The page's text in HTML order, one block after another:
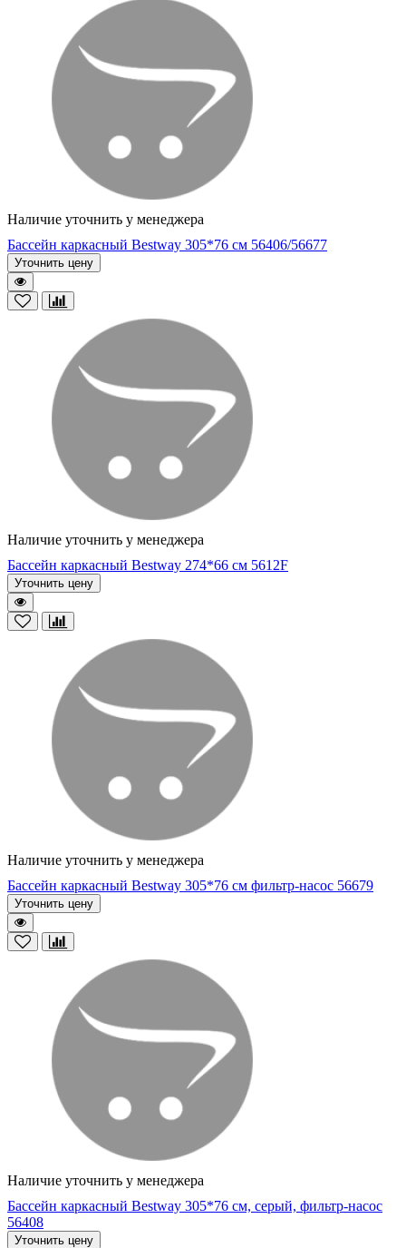
Наличие уточнить у менеджера
Бассейн каркасный Bestway 305*76 см 56406/56677
Уточнить цену
Наличие уточнить у менеджера
Бассейн каркасный Bestway 274*66 см 5612F
Уточнить цену
Наличие уточнить у менеджера
Бассейн каркасный Bestway 305*76 cм фильтр-насос 56679
Уточнить цену
Наличие уточнить у менеджера
Бассейн каркасный Bestway 305*76 cм, серый, фильтр-насос
56408
Уточнить цену